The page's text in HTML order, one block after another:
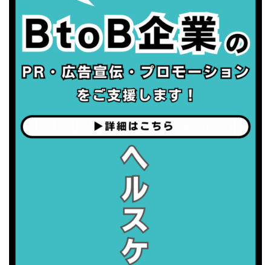
・世界アルツハイマー月間
・健康増進普及月間
・歯ヂカラ探究月間
・職場の健康診断実施強化月間
・がん征圧月間
・世界アルツハイマー月間
・職場の健康診断実施強化月間